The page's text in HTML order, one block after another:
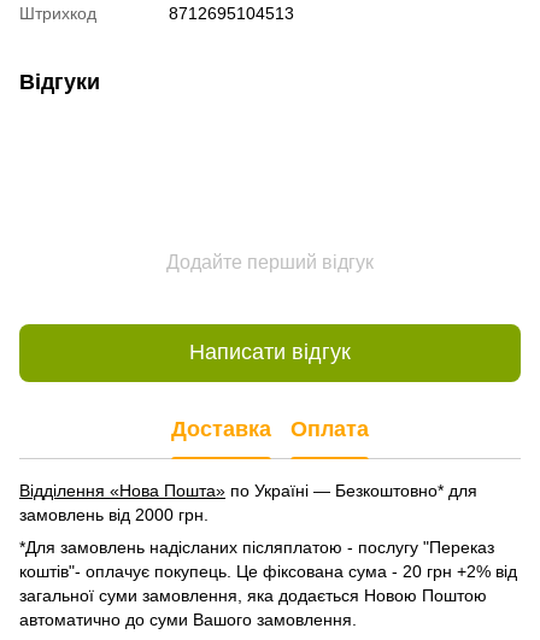
Штрихкод
8712695104513
Відгуки
Додайте перший відгук
Написати відгук
Доставка Оплата
Відділення «Нова Пошта» по Україні — Безкоштовно* для
замовлень від 2000 грн.
*Для замовлень надісланих післяплатою - послугу "Переказ
коштів"- оплачує покупець. Це фіксована сума - 20 грн +2% від
загальної суми замовлення, яка додається Новою Поштою
автоматично до суми Вашого замовлення.